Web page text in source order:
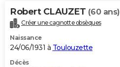
Robert CLAUZET (60 ans)
Créer une cagnotte obsèques
Naissance
24/06/1931 à Toulouzette
Décès